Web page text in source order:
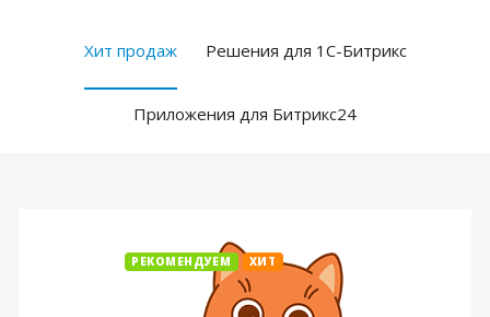
Хит продаж Решения для 1С-Битрикс
Приложения для Битрикс24
РЕКОМЕНДУЕМ ХИТ